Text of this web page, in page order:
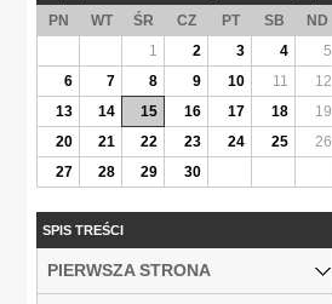
PN WT ŚR CZ PT SB
ND
1
2 3 4
5
6
7 8 9 10 11
12
13
14 15 16 17 18
19
20
21 22 23 24 25
26
27
28 29 30
SPIS TREŚCI
PIERWSZA STRONA